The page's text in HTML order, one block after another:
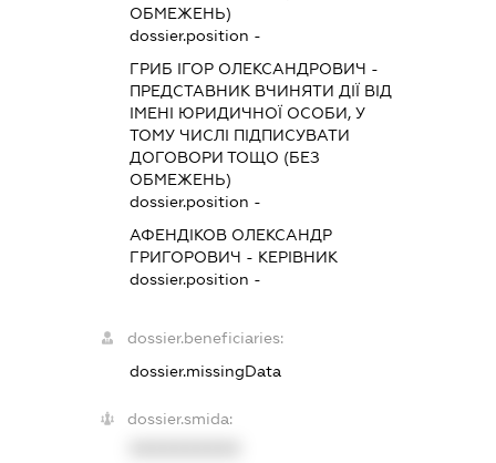
ОБМЕЖЕНЬ)
dossier.position -
ГРИБ ІГОР ОЛЕКСАНДРОВИЧ -
ПРЕДСТАВНИК ВЧИНЯТИ ДІЇ ВІД
ІМЕНІ ЮРИДИЧНОЇ ОСОБИ, У
ТОМУ ЧИСЛІ ПІДПИСУВАТИ
ДОГОВОРИ ТОЩО (БЕЗ
ОБМЕЖЕНЬ)
dossier.position -
АФЕНДІКОВ ОЛЕКСАНДР
ГРИГОРОВИЧ - КЕРІВНИК
dossier.position -
dossier.beneficiaries:
dossier.missingData
dossier.smida: